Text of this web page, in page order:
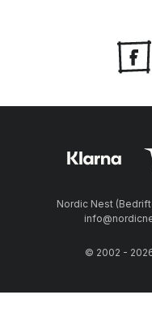
Nordic Nest
© 2002 -